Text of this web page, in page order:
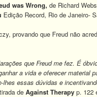
was Wrong, de Richard
Edição Record, Rio de Janeiro-
provando que Freud não
que Freud me fez. É
a vida e oferecer material
essas dúvidas e
de Against Therapy p. 122